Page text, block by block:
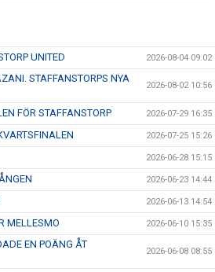
UNITED 2026-08-04 09:02
STAFFANSTORPS NYA
2026-08-02 10:56
FÖR STAFFANSTORP 2026-07-29 16:35
2026-07-25 15:26
2026-06-28 15:15
2026-06-23 14:44
2026-06-13 14:54
MELLESMO 2026-06-10 15:35
EN POÄNG ÅT
2026-06-08 08:55